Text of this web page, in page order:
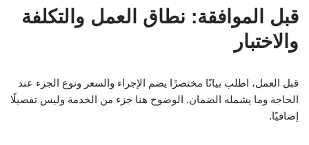
قبل الموافقة: نطاق العمل والتكلفة
والاختبار
قبل العمل، اطلب بيانًا مختصرًا يضم الإجراء والسعر ونوع الجزء عند
الحاجة وما يشمله الضمان. الوضوح هنا جزء من الخدمة وليس تفصيلًا
إضافيًا.